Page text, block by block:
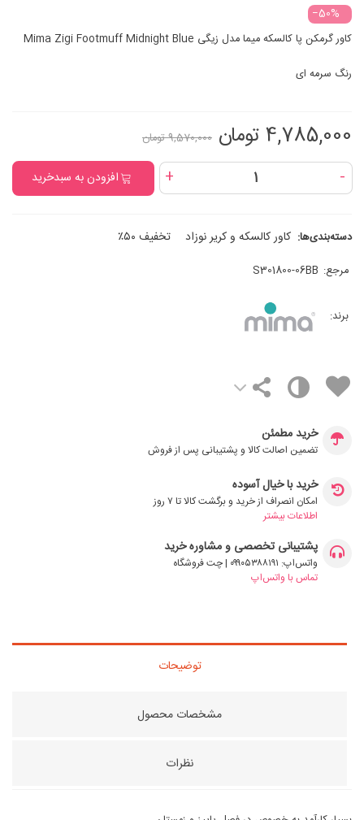
‎−50%
کاور گرمکن پا کالسکه میما مدل زیگی Mima Zigi Footmuff Midnight Blue
رنگ سرمه ای
4,785,000 تومان 9,570,000 تومان
-
+ افزودن به سبدخرید
دسته‌بندی‌ها: کاور کالسکه و کریر نوزاد تخفیف ۵۰٪
مرجع: S301800-06BB
برند:
خرید مطمئن
تضمین اصالت کالا و پشتیبانی پس از فروش
خرید با خیال آسوده
امکان انصراف از خرید و برگشت کالا تا ۷ روز
اطلاعات بیشتر
پشتیبانی تخصصی و مشاوره خرید
واتس‌اپ: ۰۹۹۰۵۳۸۸۱۹۱ | چت فروشگاه
تماس با واتس‌اپ
توضیحات
مشخصات محصول
نظرات